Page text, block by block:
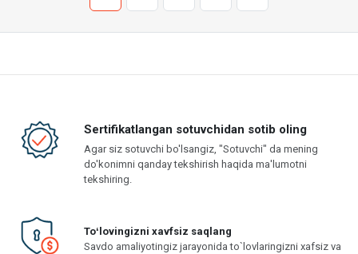
Sertifikatlangan sotuvchidan sotib oling
Agar siz sotuvchi bo'lsangiz, "Sotuvchi" da mening
do'konimni qanday tekshirish haqida ma'lumotni
tekshiring.
Toʻlovingizni xavfsiz saqlang
Savdo amaliyotingiz jarayonida to`lovlaringizni xafsiz va